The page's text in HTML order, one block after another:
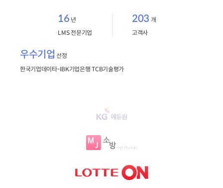
16 년
LMS 전문기업
우수기업 선정
한국기업데이타-IBK기업은행 TCB기술평가
203 개
고객사